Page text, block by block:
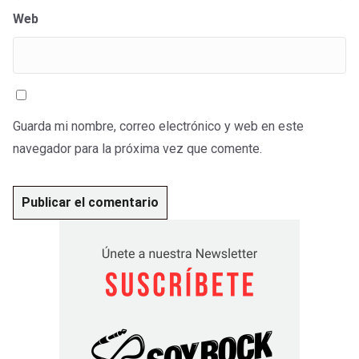
Web
Guarda mi nombre, correo electrónico y web en este
navegador para la próxima vez que comente.